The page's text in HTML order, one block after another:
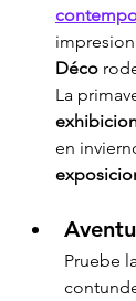
Déco
La
en
Pruebe la